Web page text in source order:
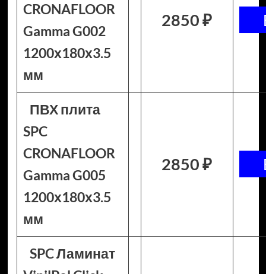
CRONAFLOOR
Gamma G002
1200х180х3.5
мм
2850 ₽
ПВХ плита
SPC
CRONAFLOOR
Gamma G005
1200х180х3.5
мм
2850 ₽
SPC Ламинат